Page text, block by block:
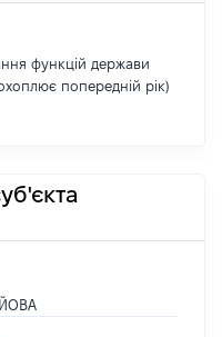
функцій держави
попередній рік)